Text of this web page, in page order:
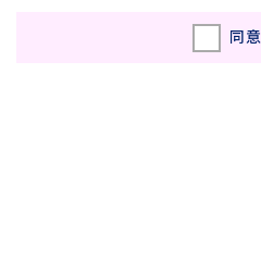
同